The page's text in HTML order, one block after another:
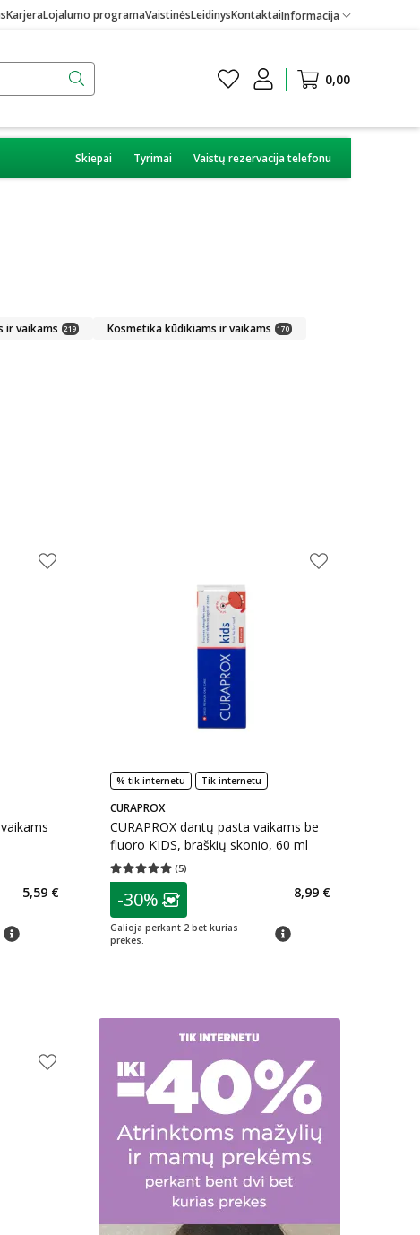
KarjeraLojalumo programaVaistinėsLeidinysKontaktaiInformacija
0,00
Skiepai Tyrimai Vaistų rezervacija telefonu
ir vaikams 219 Kosmetika kūdikiams ir vaikams 170
narių nuolaida:
patarimas
5,59 €
% tik internetu Tik internetu
CURAPROX
CURAPROX dantų pasta vaikams be
fluoro KIDS, braškių skonio, 60 ml
(5)
Vidutinis įvertinimas 5.00
patarimas
Lojalumo klubo narių nuolaida
-30%
Galioja perkant 2 bet kurias
prekes.
patarimas
8,99 €